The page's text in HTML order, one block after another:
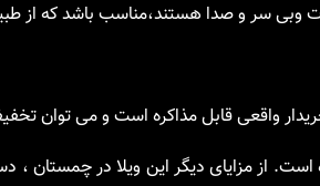
وبی سر و صدا هستند،مناسب باشد که از
واقعی قابل مذاکره است و می توان
تهرانی نشین با نگهبانی ۲۴ ساعته واقع شده است. از مزایای دیگر